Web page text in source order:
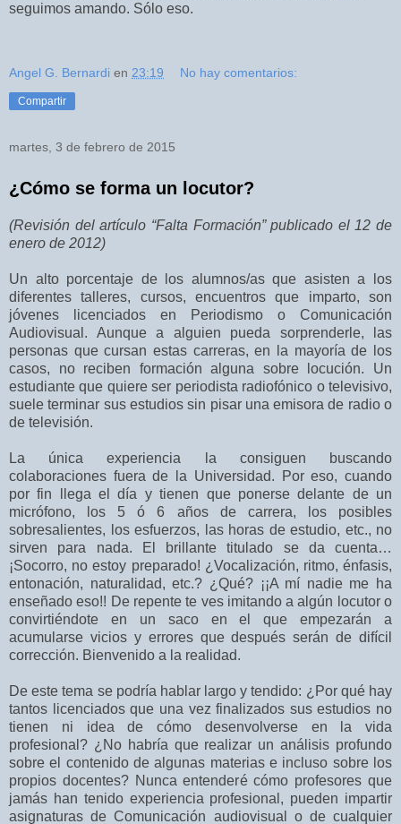
seguimos amando. Sólo eso.
Angel G. Bernardi en 23:19 No hay comentarios:
Compartir
martes, 3 de febrero de 2015
¿Cómo se forma un locutor?
(Revisión del artículo “Falta Formación” publicado el 12 de
enero de 2012)
Un alto porcentaje de los alumnos/as que asisten a los
diferentes talleres, cursos, encuentros que imparto, son
jóvenes licenciados en Periodismo o Comunicación
Audiovisual. Aunque a alguien pueda sorprenderle, las
personas que cursan estas carreras, en la mayoría de los
casos, no reciben formación alguna sobre locución. Un
estudiante que quiere ser periodista radiofónico o televisivo,
suele terminar sus estudios sin pisar una emisora de radio o
de televisión.
La única experiencia la consiguen buscando
colaboraciones fuera de la Universidad. Por eso, cuando
por fin llega el día y tienen que ponerse delante de un
micrófono, los 5 ó 6 años de carrera, los posibles
sobresalientes, los esfuerzos, las horas de estudio, etc., no
sirven para nada. El brillante titulado se da cuenta…
¡Socorro, no estoy preparado! ¿Vocalización, ritmo, énfasis,
entonación, naturalidad, etc.? ¿Qué? ¡¡A mí nadie me ha
enseñado eso!! De repente te ves imitando a algún locutor o
convirtiéndote en un saco en el que empezarán a
acumularse vicios y errores que después serán de difícil
corrección. Bienvenido a la realidad.
De este tema se podría hablar largo y tendido: ¿Por qué hay
tantos licenciados que una vez finalizados sus estudios no
tienen ni idea de cómo desenvolverse en la vida
profesional? ¿No habría que realizar un análisis profundo
sobre el contenido de algunas materias e incluso sobre los
propios docentes? Nunca entenderé cómo profesores que
jamás han tenido experiencia profesional, pueden impartir
asignaturas de Comunicación audiovisual o de cualquier